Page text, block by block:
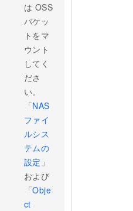
は OSS
バケッ
トをマ
ウント
してく
ださ
い。
「NAS
ファイ
ルシス
テムの
設定 」
および
「Obje
ct